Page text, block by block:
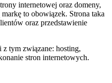
internetowej oraz domeny,
to obowiązek. Strona taka
oraz przedstawienie
z tym związane: hosting,
stron internetowych.